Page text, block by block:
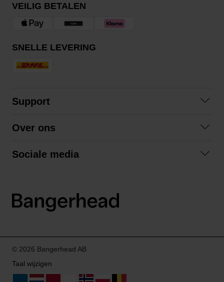
VEILIG BETALEN
SNELLE LEVERING
Support
Algemene voorwaarden
Over ons
Sociale media
LinkedIn
© 2026 Bangerhead AB
Taal wijzigen